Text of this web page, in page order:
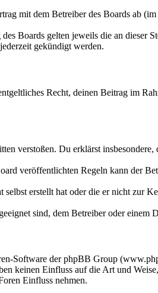
mit dem Betreiber des Boards ab
Boards gelten jeweils die an dieser
gekündigt werden.
Recht, deinen Beitrag im
verstoßen. Du erklärst insbesondere,
veröffentlichten Regeln kann der
erstellt hat oder die er nicht zur
sind, dem Betreiber oder einem
Software der phpBB Group
keinen Einfluss auf die Art und
Einfluss nehmen.